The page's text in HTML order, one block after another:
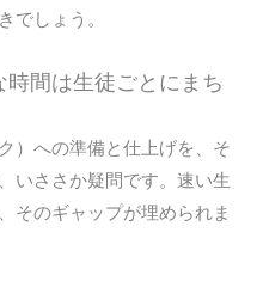
でしょう。
間は生徒ごとにまち
）への準備と仕上げを、そ
いささか疑問です。速い生
そのギャップが埋められま